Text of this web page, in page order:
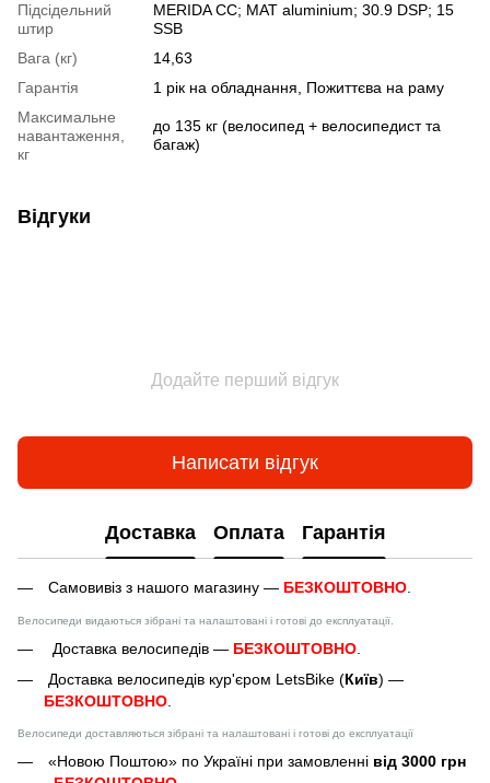
Підсідельний
штир
MERIDA CC; MAT aluminium; 30.9 DSP; 15
SSB
Вага (кг)
14,63
Гарантія
1 рік на обладнання, Пожиттєва на раму
Максимальне
навантаження,
кг
до 135 кг (велосипед + велосипедист та
багаж)
Відгуки
Додайте перший відгук
Написати відгук
Доставка Оплата Гарантія
Самовивіз з нашого магазину — БЕЗКОШТОВНО
Велосипеди видаються зібрані та налаштовані і готові до експлуатації.
Доставка велосипедів — БЕЗКОШТОВНО
Доставка велосипедів кур'єром LetsBike (Київ) —
БЕЗКОШТОВНО
Велосипеди доставляються зібрані та налаштовані і готові до експлуатації
«Новою Поштою» по Україні при замовленні від 3000 грн